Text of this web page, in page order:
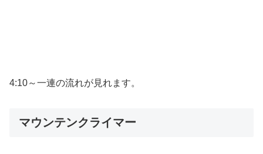
4:10～一連の流れが見れます。
マウンテンクライマー